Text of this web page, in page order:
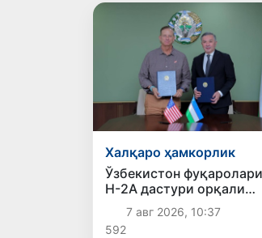
Халқаро ҳамкорлик
Ўзбекистон фуқаролари
H-2A дастури орқали
АҚШда ишлаш
имкониятига эга бўлади
7 авг 2026, 10:37
592